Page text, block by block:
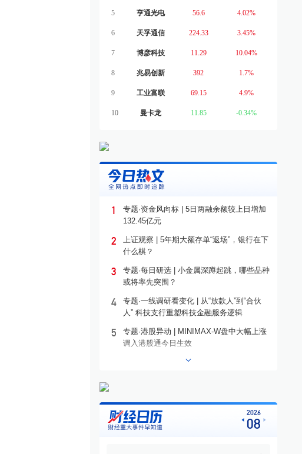
5 亨通光电 56.6 4.02%
6 天孚通信 224.33 3.45%
7 博彦科技 11.29 10.04%
8 兆易创新 392 1.7%
9 工业富联 69.15 4.9%
10 曼卡龙 11.85 -0.34%
1
专题·资金风向标 | 5日两融余额较上日增加
132.45亿元
2
上证观察 | 5年期大额存单“返场”，银行在下
什么棋？
3
专题·每日研选 | 小金属深蹲起跳，哪些品种
或将率先突围？
4
专题·一线调研看变化 | 从“放款人”到“合伙
人” 科技支行重塑科技金融服务逻辑
5
专题·港股异动 | MINIMAX-W盘中大幅上涨
调入港股通今日生效
专题·个股异动 | 工业富联，午后涨停
8
专题·国际晨讯 | 闪迪、西部数据美股盘后大
跌 黄金强势反弹
2026
08